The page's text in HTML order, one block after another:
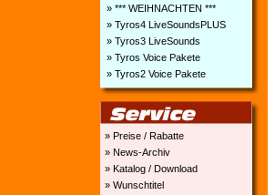
» *** WEIHNACHTEN ***
» Tyros4 LiveSoundsPLUS
» Tyros3 LiveSounds
» Tyros Voice Pakete
» Tyros2 Voice Pakete
» Preise / Rabatte
» News-Archiv
» Katalog / Download
» Wunschtitel